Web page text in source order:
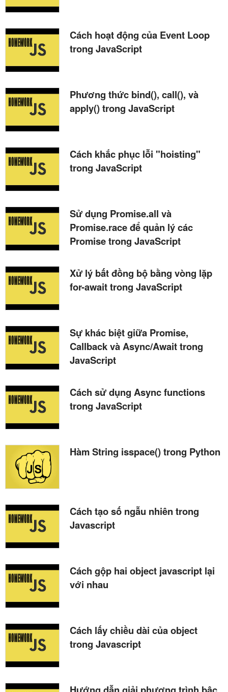
Cách hoạt động của Event Loop
trong JavaScript
Phương thức bind(), call(), và
apply() trong JavaScript
Cách khắc phục lỗi "hoisting"
trong JavaScript
Sử dụng Promise.all và
Promise.race để quản lý các
Promise trong JavaScript
Xử lý bất đồng bộ bằng vòng lặp
for-await trong JavaScript
Sự khác biệt giữa Promise,
Callback và Async/Await trong
JavaScript
Cách sử dụng Async functions
trong JavaScript
Hàm String isspace() trong Python
Cách tạo số ngẫu nhiên trong
Javascript
Cách gộp hai object javascript lại
với nhau
Cách lấy chiều dài của object
trong Javascript